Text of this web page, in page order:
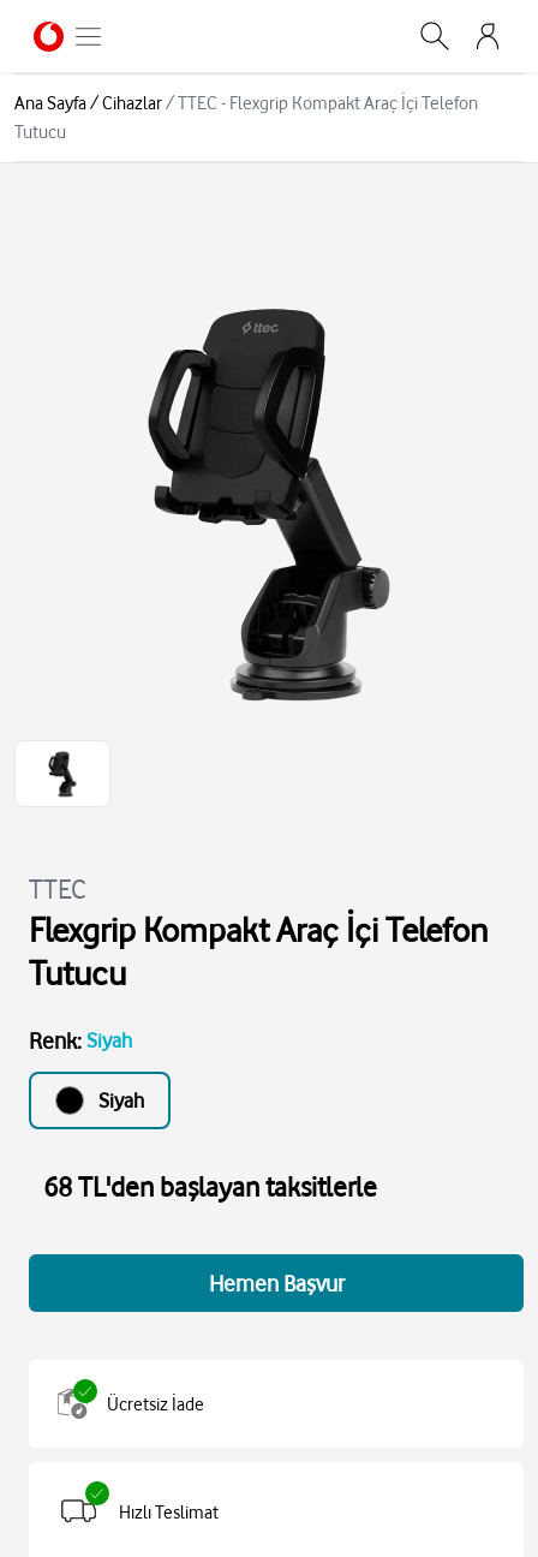
Ana Sayfa/Cihazlar/TTEC - Flexgrip Kompakt Araç İçi Telefon
Tutucu
TTEC
Flexgrip Kompakt Araç İçi Telefon
Tutucu
Renk: Siyah
Siyah
68 TL'den başlayan taksitlerle
Hemen Başvur
Ücretsiz İade
Hızlı Teslimat